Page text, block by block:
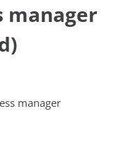
manager
manager